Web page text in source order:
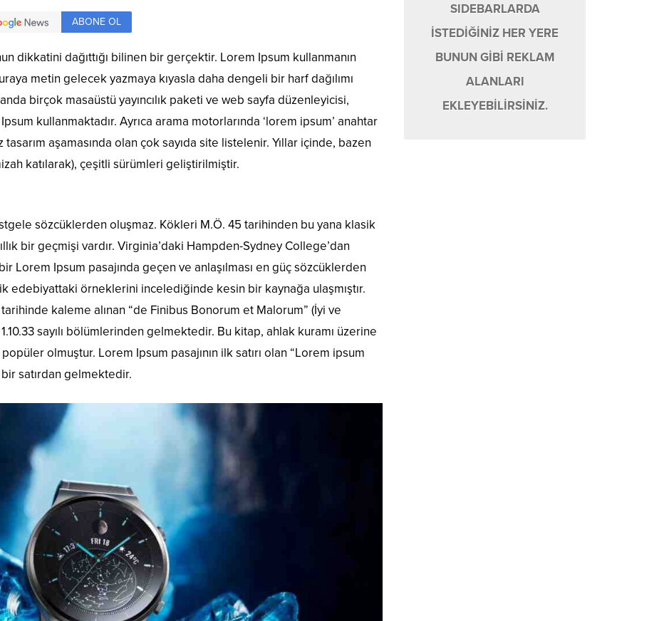
ABONE OL
dikkatini dağıttığı bilinen bir gerçektir. Lorem Ipsum kullanmanın
metin gelecek yazmaya kıyasla daha dengeli bir harf dağılımı
birçok masaüstü yayıncılık paketi ve web sayfa düzenleyicisi,
kullanmaktadır. Ayrıca arama motorlarında ‘lorem ipsum’ anahtar
aşamasında olan çok sayıda site listelenir. Yıllar içinde, bazen
katılarak), çeşitli sürümleri geliştirilmiştir.
sözcüklerden oluşmaz. Kökleri M.Ö. 45 tarihinden bu yana klasik
bir geçmişi vardır. Virginia’daki Hampden-Sydney College’dan
Lorem Ipsum pasajında geçen ve anlaşılması en güç sözcüklerden
edebiyattaki örneklerini incelediğinde kesin bir kaynağa ulaşmıştır.
kaleme alınan “de Finibus Bonorum et Malorum” (İyi ve
1.10.33 sayılı bölümlerinden gelmektedir. Bu kitap, ahlak kuramı üzerine
olmuştur. Lorem Ipsum pasajının ilk satırı olan “Lorem ipsum
bir satırdan gelmektedir.
SIDEBARLARDA
İSTEDİĞİNİZ HER YERE
BUNUN GİBİ REKLAM
ALANLARI
EKLEYEBİLİRSİNİZ.